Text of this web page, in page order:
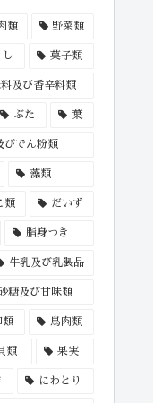
類 野菜類
し 菓子類
及び香辛料類
ぶた 葉
びでん粉類
藻類
類 だいず
脂身つき
牛乳及び乳製品
糖及び甘味類
類 鳥肉類
類 果実
にわとり